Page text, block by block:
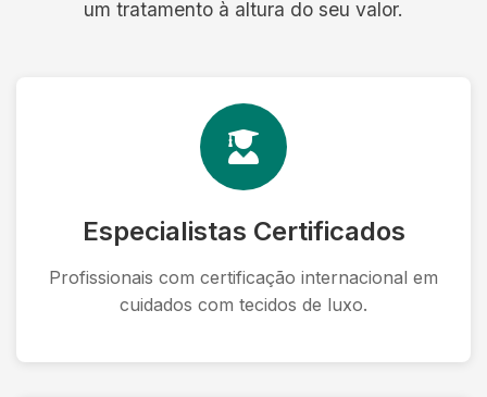
um tratamento à altura do seu valor.
Especialistas Certificados
Profissionais com certificação internacional em
cuidados com tecidos de luxo.